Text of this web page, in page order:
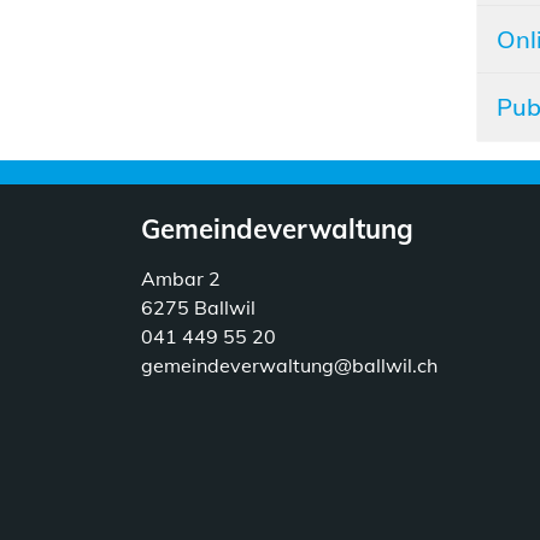
Gemeindeverwaltung
Ambar 2
6275 Ballwil
041 449 55 20
gemeindeverwaltung@ballwil.ch